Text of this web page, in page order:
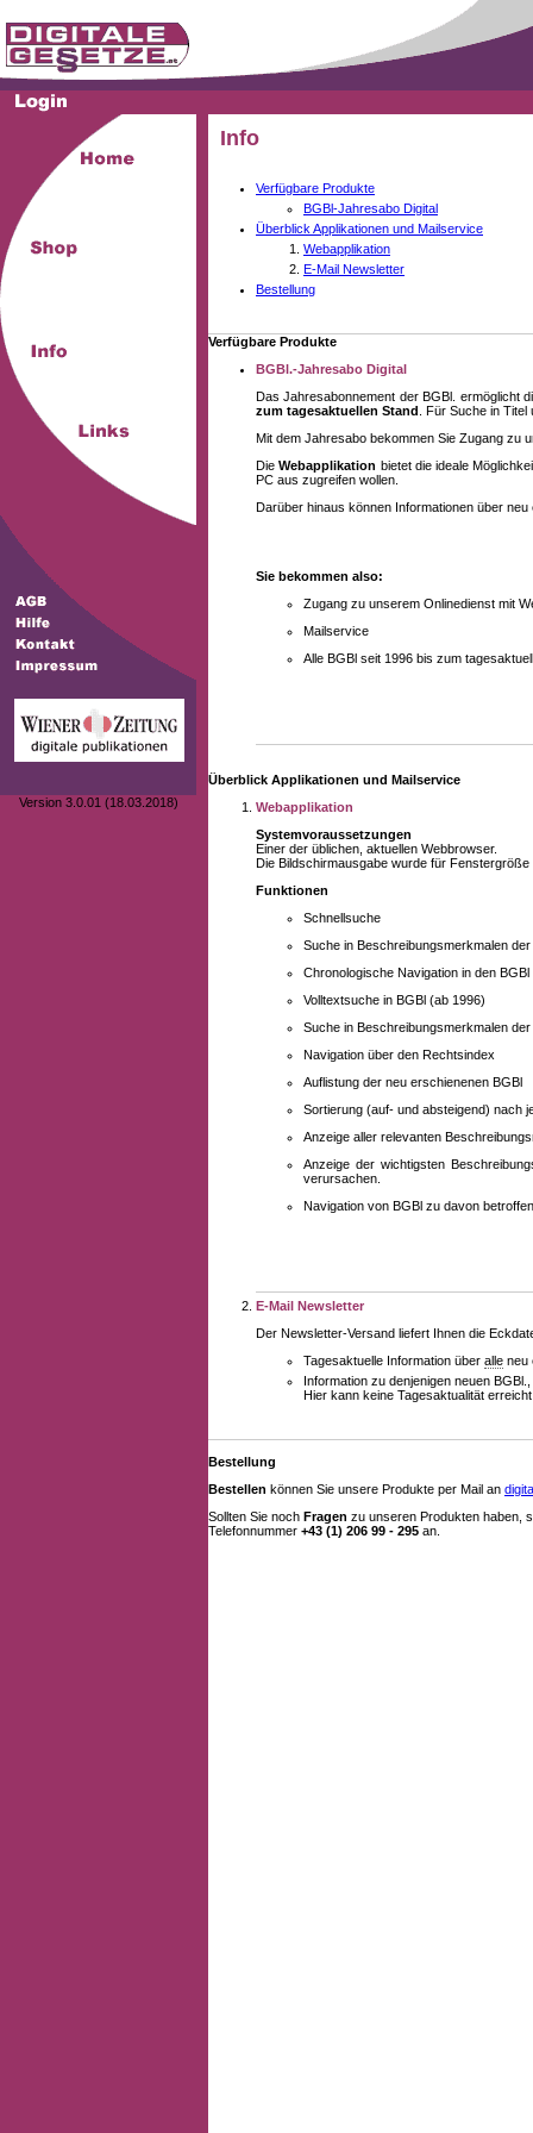
Version 3.0.01 (18.03.2018)
Info
Verfügbare Produkte
BGBl-Jahresabo Digital
Überblick Applikationen und Mailservice
Webapplikation
E-Mail Newsletter
Bestellung
Verfügbare Produkte
BGBl.-Jahresabo Digital
Das Jahresabonnement der BGBl. ermöglicht
zum tagesaktuellen Stand . Für Suche in
Mit dem Jahresabo bekommen Sie Zugang zu
DieWebapplikation bietet die ideale
PC aus zugreifen wollen.
Darüber hinaus können Informationen über
Sie bekommen also:
Zugang zu unserem Onlinedienst mit
Mailservice
Alle BGBl seit 1996 bis zum
Überblick Applikationen und Mailservice
Webapplikation
Systemvoraussetzungen
Einer der üblichen, aktuellen Webbrowser.
Die Bildschirmausgabe wurde für
Funktionen
Schnellsuche
Suche in Beschreibungsmerkmalen
Chronologische Navigation in den BGBl
Volltextsuche in BGBl (ab 1996)
Suche in Beschreibungsmerkmalen
Navigation über den Rechtsindex
Auflistung der neu erschienenen BGBl
Sortierung (auf- und absteigend) nach
Anzeige aller relevanten
Anzeige der wichtigsten
verursachen.
Navigation von BGBl zu davon
E-Mail Newsletter
Der Newsletter-Versand liefert Ihnen die
Tagesaktuelle Information über alle neu
Information zu denjenigen neuen
Hier kann keine Tagesaktualität
Bestellung
Bestellen können Sie unsere Produkte per Mail an
Sollten Sie noch Fragen zu unseren Produkten haben,
Telefonnummer +43 (1) 206 99 - 295 an.